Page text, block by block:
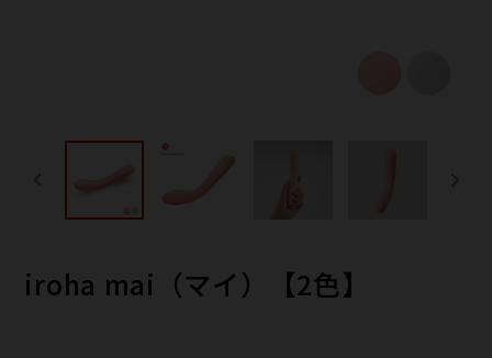
iroha mai（マイ）【2色】